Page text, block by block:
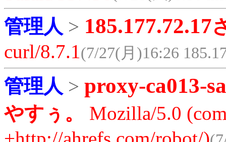
管理人 > 185.177.72.17
curl/8.7.1(7/27(月)16:26
管理人 > proxy-ca013-
やすぅ。
Mozilla/5.0